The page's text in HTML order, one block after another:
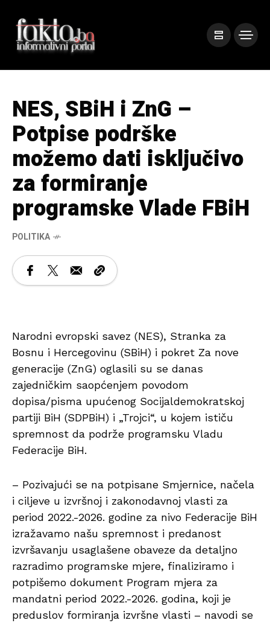
NES, SBiH i ZnG –
Potpise podrške
možemo dati isključivo
za formiranje
programske Vlade FBiH
POLITIKA
Narodni evropski savez (NES), Stranka za
Bosnu i Hercegovinu (SBiH) i pokret Za nove
generacije (ZnG) oglasili su se danas
zajedničkim saopćenjem povodom
dopisa/pisma upućenog Socijaldemokratskoj
partiji BiH (SDPBiH) i „Trojci“, u kojem ističu
spremnost da podrže programsku Vladu
Federacije BiH.
– Pozivajući se na potpisane Smjernice, načela
i ciljeve u izvršnoj i zakonodavnoj vlasti za
period 2022.-2026. godine za nivo Federacije BiH
izražavamo našu spremnost i predanost
izvršavanju usaglašene obaveze da detaljno
razradimo programske mjere, finaliziramo i
potpišemo dokument Program mjera za
mandatni period 2022.-2026. godina, koji je
preduslov formiranja izvršne vlasti – navodi se